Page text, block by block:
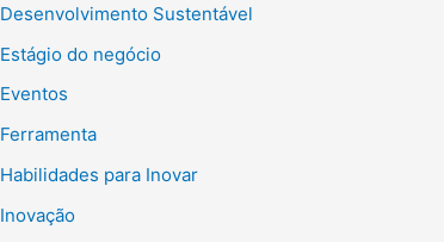
Desenvolvimento Sustentável
Estágio do negócio
Eventos
Ferramenta
Habilidades para Inovar
Inovação